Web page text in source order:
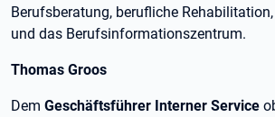
Berufsberatung, berufliche
und das Berufsinformationszentrum.
Thomas Groos
Dem Geschäftsführer Interner Service